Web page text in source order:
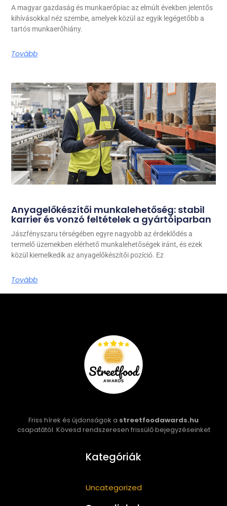
A magyar gazdaság és munkaerőpiac az elmúlt években jelentős
kihívásokkal néz szembe, amelyek közül az egyik legégetőbb a
tartós munkaerőhiány.
Tovább
Anyagelőkészítői munkalehetőség: stabil
karrier és vonzó feltételek a gyártóiparban
Jászfényszaru térségében egyre nagyobb az érdeklődés a
termelő üzemekben elérhető munkalehetőségek iránt, és ezek
közül kiemelkedik az anyagelőkészítői pozíció. Ez
Tovább
Friss hírek és újdonságok a streetfoodawards.hu
csapatától. Kövesd rendszeresen frissülő bejegyzéseinket
Kategóriák
Uncategorized